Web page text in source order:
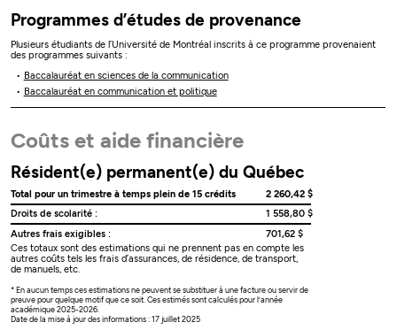
Programmes d’études de provenance
Plusieurs étudiants de l’Université de Montréal inscrits à ce programme provenaient
des programmes suivants :
Baccalauréat en sciences de la communication
Baccalauréat en communication et politique
Coûts et aide financière
Résident(e) permanent(e) du Québec
Total pour un trimestre à temps plein de 15 crédits
2 260,42 $
Droits de scolarité :
1 558,80 $
Autres frais exigibles :
701,62 $
Ces totaux sont des estimations qui ne prennent pas en compte les
autres coûts tels les frais d’assurances, de résidence, de transport,
de manuels, etc.
* En aucun temps ces estimations ne peuvent se substituer à une facture ou servir de
preuve pour quelque motif que ce soit. Ces estimés sont calculés pour l’année
académique 2025-2026.
Date de la mise à jour des informations : 17 juillet 2025